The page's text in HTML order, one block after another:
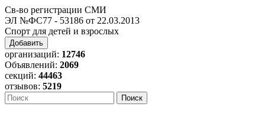
Св-во регистрации СМИ
ЭЛ №ФС77 - 53186 от 22.03.2013
Спорт для детей и взрослых
Добавить
организаций: 12746
Объявлений: 2069
секций: 44463
отзывов: 5219